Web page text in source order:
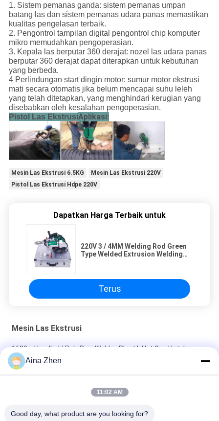
1. Sistem pemanas ganda: sistem pemanas umpan
batang las dan sistem pemanas udara panas memastikan
kualitas pengelasan terbaik.
2. Pengontrol tampilan digital pengontrol chip komputer
mikro memudahkan pengoperasian.
3. Kepala las berputar 360 derajat: nozel las udara panas
berputar 360 derajat dapat diterapkan untuk kebutuhan
yang berbeda.
4 Perlindungan start dingin motor: sumur motor ekstrusi
mati secara otomatis jika belum mencapai suhu leleh
yang telah ditetapkan, yang menghindari kerugian yang
disebabkan oleh kesalahan pengoperasian.
Pistol Las EkstrusiAplikasi:
Mesin Las Ekstrusi 6.5KG
Mesin Las Ekstrusi 220V
Pistol Las Ekstrusi Hdpe 220V
Dapatkan Harga Terbaik untuk
220V 3 / 4MM Welding Rod Green
Type Welded Extrusion Welding
Terus
Mesin Las Ekstrusi
1600w Handheld Poly Pipe Welder, Plastik Hot Gun Untuk
Budidaya
Mesin Las Ekstrusi 1350W, Pistol Las Ekstrusi Plastik
Mesin Las Ekstrusi Solder Pipa Khusus Dengan Hot Air Gun
Aina Zhen
11:02 AM
Good day, what product are you looking for?